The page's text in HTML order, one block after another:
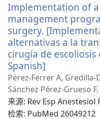
Implementation of
management
surgery.
alternativas a la
cirugía de
Spanish]
开
新
窗
口）
Pérez-Ferrer A, Gredilla-
Sánchez Pérez-Grueso
来源‎: Rev Esp Anestesiol
检索‎: PubMed 26049212